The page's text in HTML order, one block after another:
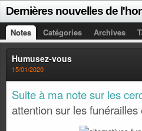
Dernières nouvelles de
Notes Catégories Archives
Humusez-vous
15/01/2020
Suite à ma note sur les
attention sur les funérailles